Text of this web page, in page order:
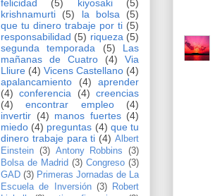
felicidad
(5) kiyosaki
(5)
krishnamurti
(5) la bolsa
(5)
que tu dinero trabaje por ti (5)
responsabilidad (5) riqueza (5)
segunda temporada
(5)
Las
mañanas de Cuatro
(4)
Via
Lliure (4) Vicens Castellano (4)
apalancamiento
(4)
aprender
(4) conferencia (4) creencias
(4)
encontrar empleo
(4)
invertir (4) manos fuertes (4)
miedo (4) preguntas (4) que tu
dinero trabaje para ti (4) Albert
Einstein (3) Antony Robbins
(3)
Bolsa de Madrid (3) Congreso (3)
GAD (3) Primeras Jornadas de La
Escuela de Inversión (3)
Robert